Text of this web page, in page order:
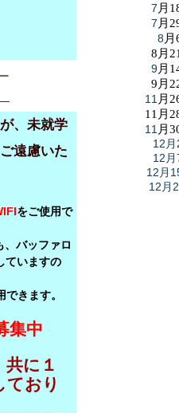
7 月
7 月
8
8月
9月
9月
11 月
11月
11 月
12
12
12月
12月
、未就学
遠慮いた
をご使用で
バッファロ
ていますの
きます。
集中
に１
ており